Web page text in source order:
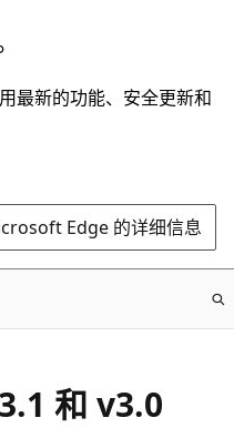
最新的功能、安全更新和
Edge 的详细信息
和 v3.0